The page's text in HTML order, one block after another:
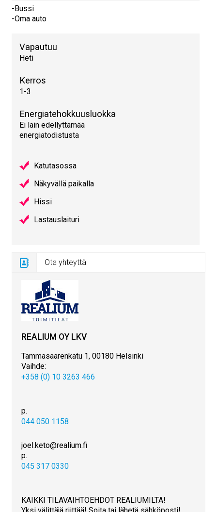
-Bussi
-Oma auto
Vapautuu
Heti
Kerros
1-3
Energiatehokkuusluokka
Ei lain edellyttämää
energiatodistusta
Katutasossa
Näkyvällä paikalla
Hissi
Lastauslaituri
Ota yhteyttä
REALIUM OY LKV
Tammasaarenkatu 1, 00180 Helsinki
Vaihde:
+358 (0) 10 3263 466
p.
044 050 1158
joel.keto@realium.fi
p.
045 317 0330
KAIKKI TILAVAIHTOEHDOT REALIUMILTA!